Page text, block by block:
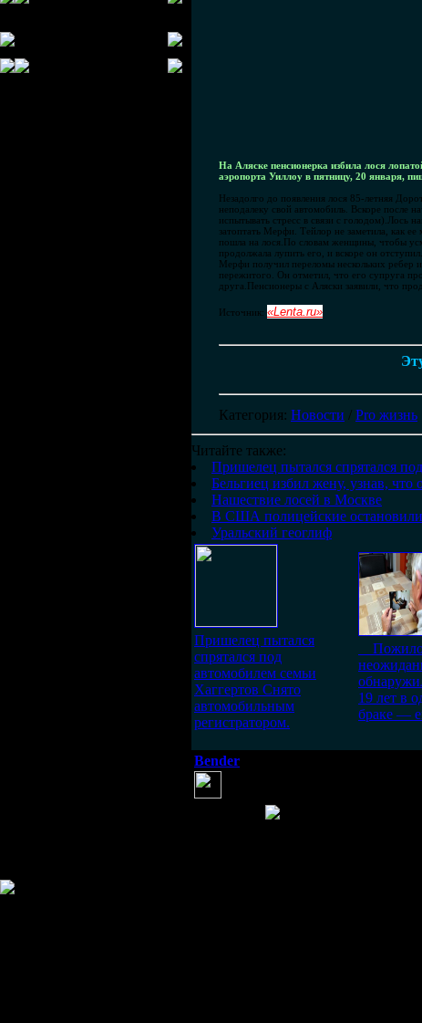
На Аляске пенсионерка избила лося
аэропорта Уиллоу в пятницу, 20 января,
Незадолго до появления лося 85-летняя
неподалеку свой автомобиль. Вскоре после
испытывать стресс в связи с голодом).Лось
затоптать Мерфи. Тейлор не заметила, как
пошла на лося.По словам женщины, чтобы
продолжала лупить его, и вскоре он
Мерфи получил переломы нескольких ребер
пережитого. Он отметил, что его супруга
друга.Пенсионеры с Аляски заявили, что
Источник: «Lenta.ru»
Категория: Новости / Pro жизнь
Читайте также:
Пришелец пытался спрятался
Бельгиец избил жену, узнав,
Нашествие лосей в Москве
В США полицейские
Уральский геоглиф
Пришелец пытался
спрятался под
автомобилем семьи
Хаггертов Снято
автомобильным
регистратором.
19 лет в
браке —
Bender